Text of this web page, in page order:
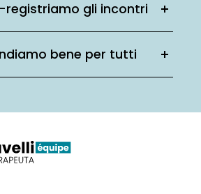
registriamo gli incontri
bene per tutti